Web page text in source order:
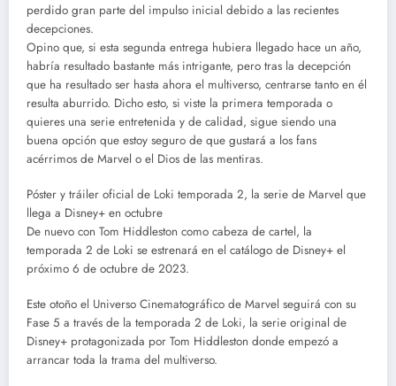
perdido gran parte del impulso inicial debido a las recientes
decepciones.
Opino que, si esta segunda entrega hubiera llegado hace un año,
habría resultado bastante más intrigante, pero tras la decepción
que ha resultado ser hasta ahora el multiverso, centrarse tanto en él
resulta aburrido. Dicho esto, si viste la primera temporada o
quieres una serie entretenida y de calidad, sigue siendo una
buena opción que estoy seguro de que gustará a los fans
acérrimos de Marvel o el Dios de las mentiras.
Póster y tráiler oficial de Loki temporada 2, la serie de Marvel que
llega a Disney+ en octubre
De nuevo con Tom Hiddleston como cabeza de cartel, la
temporada 2 de Loki se estrenará en el catálogo de Disney+ el
próximo 6 de octubre de 2023.
Este otoño el Universo Cinematográfico de Marvel seguirá con su
Fase 5 a través de la temporada 2 de Loki, la serie original de
Disney+ protagonizada por Tom Hiddleston donde empezó a
arrancar toda la trama del multiverso.